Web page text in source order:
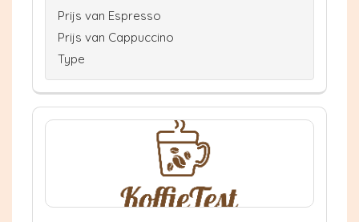
Prijs van Espresso
Prijs van Cappuccino
Type